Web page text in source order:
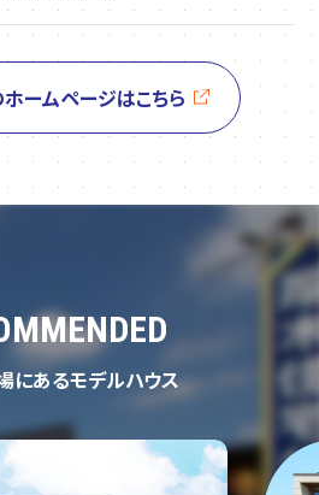
ームページはこちら
にあるモデルハウス